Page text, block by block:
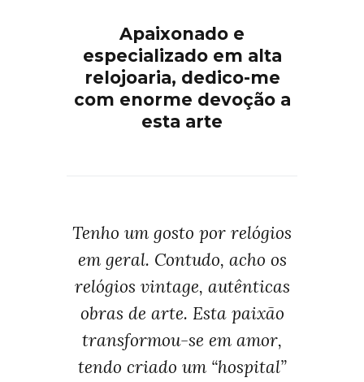
Apaixonado e
especializado em alta
relojoaria, dedico-me
com enorme devoção a
esta arte
Tenho um gosto por relógios
em geral. Contudo, acho os
relógios vintage, autênticas
obras de arte. Esta paixão
transformou-se em amor,
tendo criado um “hospital”